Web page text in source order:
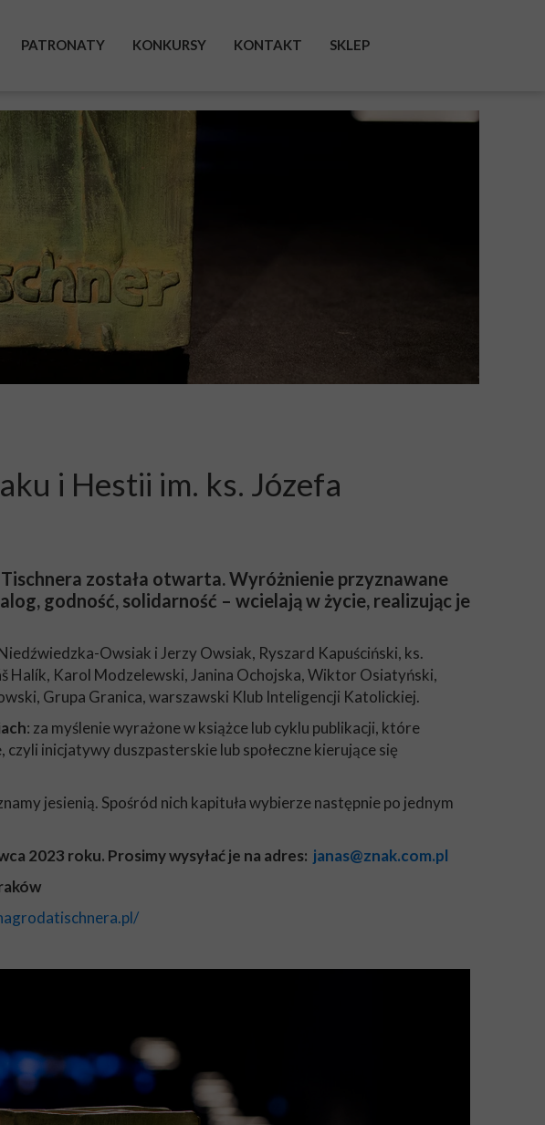
PATRONATY KONKURSY KONTAKT SKLEP
i Hestii im. ks. Józefa
została otwarta.Wyróżnienie przyznawane
godność, solidarność – wcielają w życie, realizując je
Owsiak i Jerzy Owsiak, Ryszard Kapuściński, ks.
Halík, Karol Modzelewski, Janina Ochojska, Wiktor Osiatyński,
Grupa Granica, warszawski Klub Inteligencji Katolickiej.
: za myślenie wyrażone w książce lub cyklu publikacji, które
inicjatywy duszpasterskie lub społeczne kierujące się
jesienią. Spośród nich kapituła wybierze następnie po jednym
2023 roku. Prosimy wysyłać je na adres: janas@znak.com.pl